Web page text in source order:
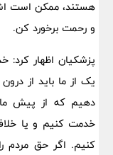
هستند، ممکن است
و رحمت برخورد کن.
پزشکیان اظهار کرد:
یک از ما باید از
دهیم که از پیش ما
خدمت کنیم و یا
کنیم. اگر حق مردم